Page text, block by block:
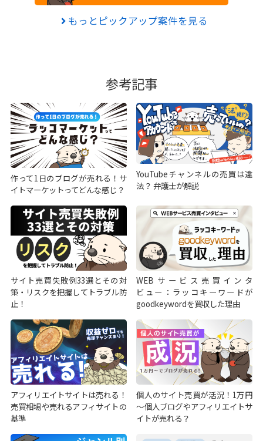
もっとピックアップ案件を見る
参考記事
作って1日のブログが売れる！サ
イトマーケットってどんな感じ？
YouTubeチャンネルの売買は違
法？ 弁護士が解説
サイト売買失敗例33選とその対
策・リスクを把握してトラブル防
止！
WEBサービス売買インタ
ビュー：ラッコキーワードが
goodkeywordを買収した理由
アフィリエイトサイトは売れる！
売買相場や売れるアフィサイトの
基準
個人のサイト売買が活況！1万円
～個人ブログやアフィリエイトサ
イトが売れる？